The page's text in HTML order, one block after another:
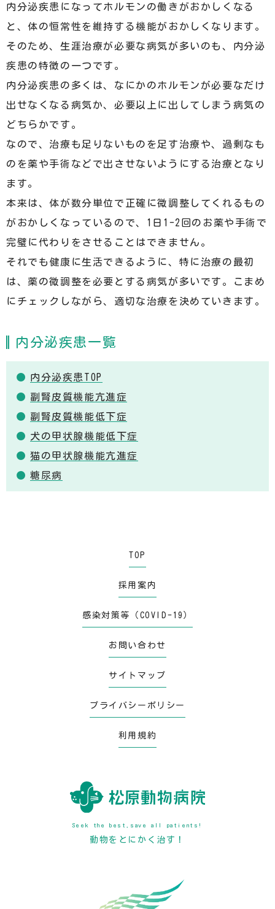
内分泌疾患になってホルモンの働きがおかしくなる
と、体の恒常性を維持する機能がおかしくなります。
そのため、生涯治療が必要な病気が多いのも、内分泌
疾患の特徴の一つです。
内分泌疾患の多くは、なにかのホルモンが必要なだけ
出せなくなる病気か、必要以上に出してしまう病気の
どちらかです。
なので、治療も足りないものを足す治療や、過剰なも
のを薬や手術などで出させないようにする治療となり
ます。
本来は、体が数分単位で正確に微調整してくれるもの
がおかしくなっているので、1日1-2回のお薬や手術で
完璧に代わりをさせることはできません。
それでも健康に生活できるように、特に治療の最初
は、薬の微調整を必要とする病気が多いです。こまめ
にチェックしながら、適切な治療を決めていきます。
内分泌疾患一覧
内分泌疾患TOP
副腎皮質機能亢進症
副腎皮質機能低下症
犬の甲状腺機能低下症
猫の甲状腺機能亢進症
糖尿病
TOP
採用案内
感染対策等（COVID-19）
お問い合わせ
サイトマップ
プライバシーポリシー
利用規約
Seek the best,save all patients!
動物をとにかく治す！